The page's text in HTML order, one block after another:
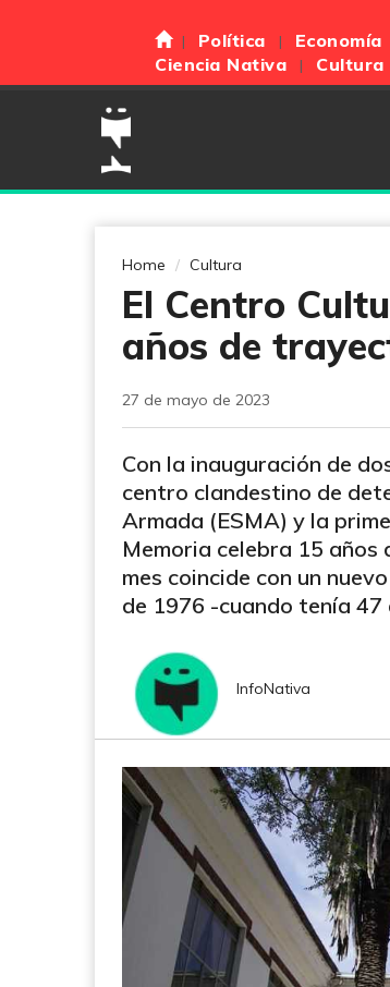
Política Economía
Ciencia Nativa
Cultura
Home Cultura
El Centro
años de
27 de mayo de 2023
Con la inauguración de
centro clandestino de
Armada (ESMA) y la
Memoria celebra 15 años
mes coincide con un
de 1976 -cuando tenía 47
InfoNativa